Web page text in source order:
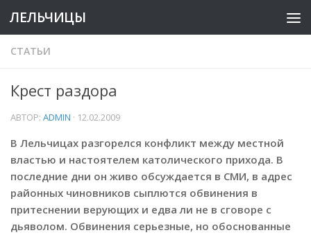
ЛЕЛЬЧИЦЫ
СТАТЬИ
Крест раздора
АВТОР: ADMIN · 12.02.2009
В Лельчицах разгорелся конфликт между местной
властью и настоятелем католического прихода. В
последние дни он живо обсуждается в СМИ, в адрес
районных чиновников сыплются обвинения в
притеснении верующих и едва ли не в сговоре с
дьяволом. Обвинения серьезные, но обоснованные